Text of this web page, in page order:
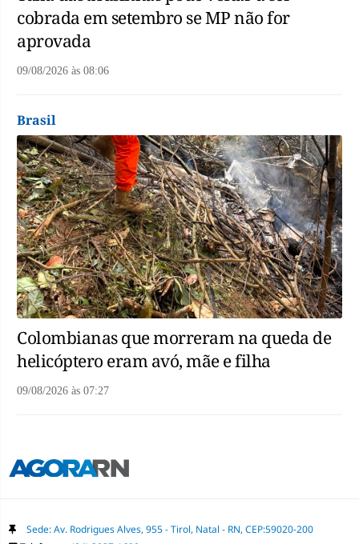
cobrada em setembro se MP não for
aprovada
09/08/2026 às 08:06
Brasil
Colombianas que morreram na queda de
helicóptero eram avó, mãe e filha
09/08/2026 às 07:27
Sede: Av. Rodrigues Alves, 955 - Tirol, Natal - RN, CEP:59020-200